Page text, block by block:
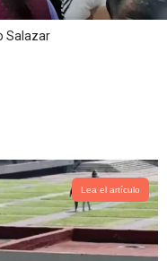
Salazar
Lea el artículo